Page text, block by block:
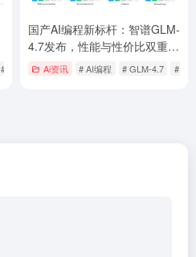
# AutoGLM一键部署
国产AI编程新标杆：智谱GLM-
4.7发布，性能与性价比双重
“突围”
Ai资讯 # AI编程 # GLM-4.7 # 国